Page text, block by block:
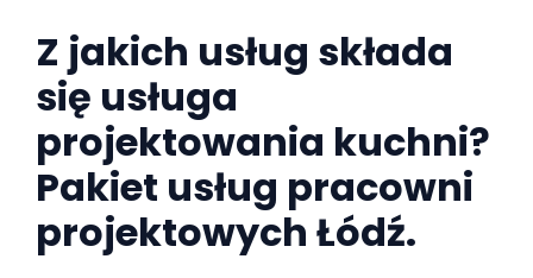
Z jakich usług składa
się usługa
projektowania kuchni?
Pakiet usług pracowni
projektowych Łódź.